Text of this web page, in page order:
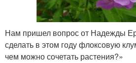
Нам пришел вопрос от Надежды
сделать в этом году флоксовую
чем можно сочетать растения?»